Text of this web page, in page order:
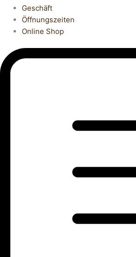
Geschäft
Öffnungszeiten
Online Shop